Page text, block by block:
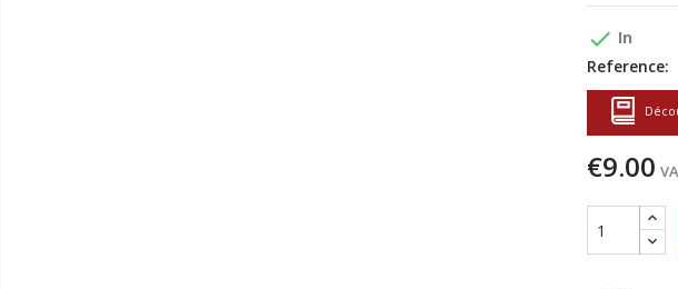
done In
Reference:
€9.00